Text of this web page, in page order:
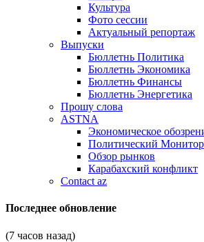
Культура
Фото сессии
Актуальный репортаж
Выпуски
Бюллетнь Политика
Бюллетнь Экономика
Бюллетнь Финансы
Бюллетнь Энергетика
Прошу слова
ASTNA
Экономическое
Политический
Обзор рынков
Карабахский конфликт
Contact az
Последнее обновление
(7 часов назад)